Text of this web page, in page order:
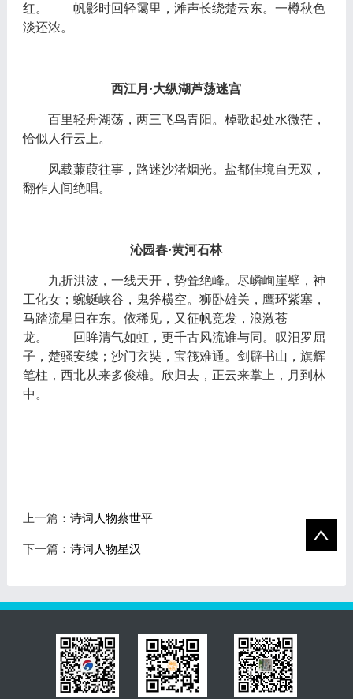
红。 帆影时回轻霭里，滩声长绕楚云东。一樽秋色
淡还浓。
西江月 ·大纵湖芦荡迷宫
百里轻舟湖荡，两三飞鸟青阳。棹歌起处水微茫，
恰似人行云上。
风载蒹葭往事，路迷沙渚烟光。盐都佳境自无双，
翻作人间绝唱。
沁园春·黄河石林
九折洪波，一线天开，势耸绝峰。尽嶙峋崖壁，神
工化女；蜿蜒峡谷，鬼斧横空。狮卧雄关，鹰环紫塞，
马踏流星日在东。依稀见，又征帆竞发，浪激苍
龙。 回眸清气如虹，更千古风流谁与同。叹汨罗屈
子，楚骚安续；沙门玄奘，宝筏难通。剑辟书山，旗辉
笔柱，西北从来多俊雄。欣归去，正云来掌上，月到林
中。
上一篇： 诗词人物蔡世平
下一篇： 诗词人物星汉